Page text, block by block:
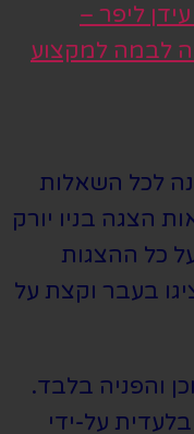
ליפר –
לבמה למקצוע
לכל השאלות
הצגה בניו יורק
כל ההצגות
בעבר וקצת על
והפניה בלבד.
על-ידי